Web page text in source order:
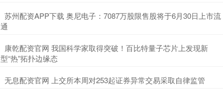
​苏州配资APP下载 奥尼电子：7087万股限售股将于6月30日上市流
通
​康乾配资官网 我国科学家取得突破！百比特量子芯片上发现新
型“热”拓扑边缘态
​无息配资官网 上交所本周对253起证券异常交易采取自律监管